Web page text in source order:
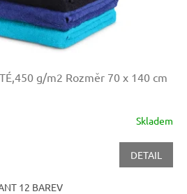
g/m2 Rozměr 70 x 140 cm
Skladem
DETAIL
12 BAREV